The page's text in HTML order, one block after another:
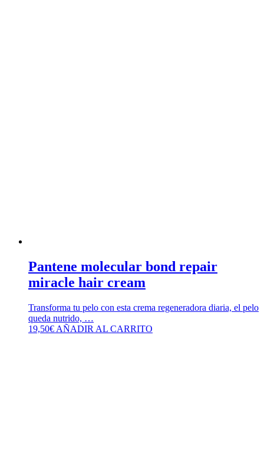
Pantene molecular bond repair
miracle hair cream
Transforma tu pelo con esta crema regeneradora diaria, el pelo
queda nutrido, …
19,50€ AÑADIR AL CARRITO